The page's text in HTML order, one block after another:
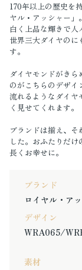
170年以上の歴史を
ヤル・アッシャー」。
白く上品な輝きで人
世界三大ダイヤのに
す。
ダイヤモンドがき
のがこちらのデザイ
流れるようなダイヤ
く見せてくれます。
ブランドは揃え、
した。おふたりだ
長くお幸せに。
ブランド
ロイヤル・ア
デザイン
WRA065/
素材